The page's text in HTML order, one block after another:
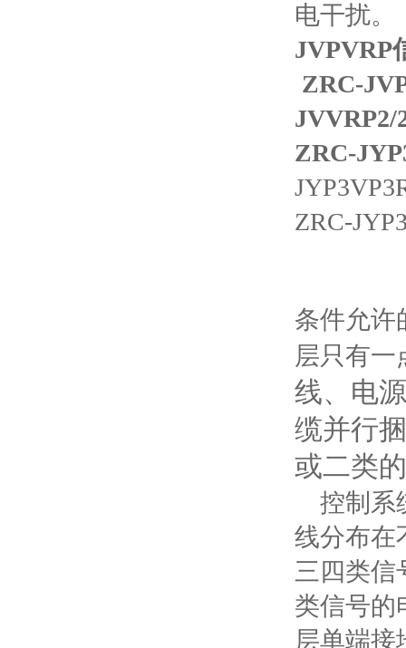
电干扰。
JVPVRP
ZRC-
JVVRP2/
ZRC-
ZRC-
条件允许
层只有一
线、电
缆并行
或二类
控制系
线分布在
三四类信
类信号的
层单端接